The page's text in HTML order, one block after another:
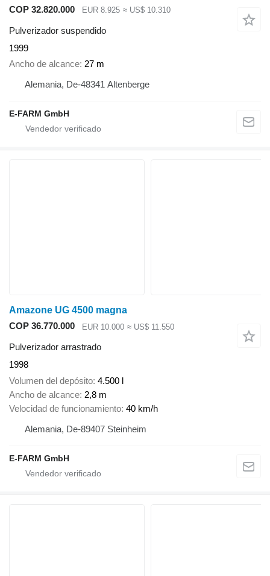
COP 32.820.000
EUR 8.925 ≈ US$ 10.310
Pulverizador suspendido
1999
Ancho de alcance 27 m
Alemania, De-48341 Altenberge
E-FARM GmbH
Amazone UG 4500 magna
COP 36.770.000
EUR 10.000 ≈ US$ 11.550
Pulverizador arrastrado
1998
Volumen del depósito 4.500 l
Ancho de alcance 2,8 m
Velocidad de funcionamiento 40 km/h
Alemania, De-89407 Steinheim
E-FARM GmbH